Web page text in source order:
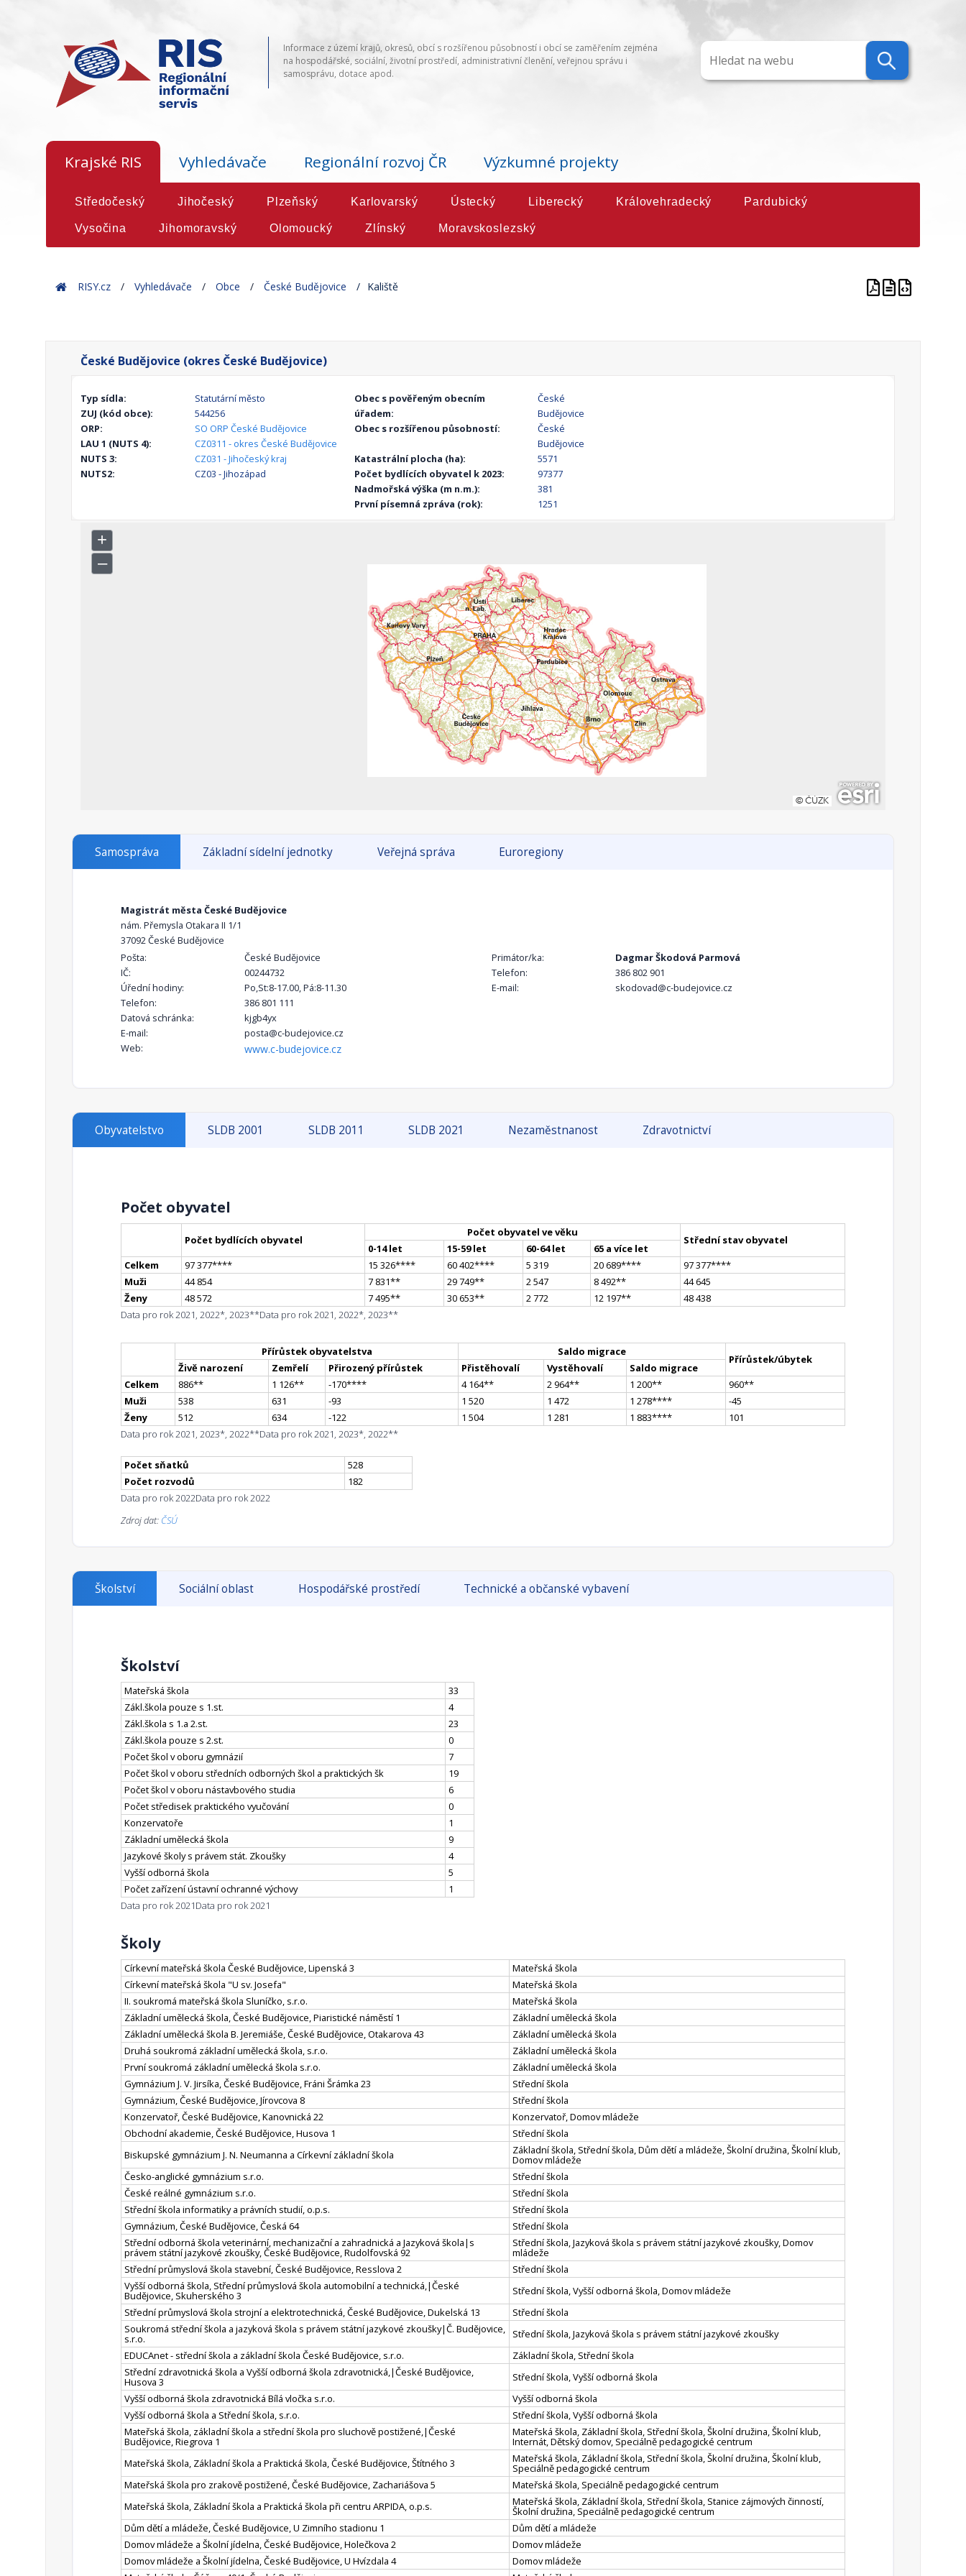
Informace z území krajů, okresů, obcí s rozšířenou působností i obcí se zaměřením zejména
na hospodářské, sociální, životní prostředí, administrativní členění, veřejnou správu i
samosprávu, dotace apod.
Krajské RIS Vyhledávače Regionální rozvoj ČR Výzkumné projekty
Středočeský Jihočeský Plzeňský Karlovarský Ústecký Liberecký Královehradecký Pardubický
Vysočina Jihomoravský Olomoucký Zlínský Moravskoslezský
HomeRISY.cz Vyhledávače Obce České Budějovice Kaliště
České Budějovice (okres České Budějovice)
Typ sídla:
Statutární město
ZUJ (kód obce):
544256
ORP:
SO ORP České Budějovice
LAU 1 (NUTS 4):
CZ0311 - okres České Budějovice
NUTS 3:
CZ031 - Jihočeský kraj
NUTS2:
CZ03 - Jihozápad
Obec s pověřeným obecním
úřadem:
České
Budějovice
Obec s rozšířenou působností:
České
Budějovice
Katastrální plocha (ha):
5571
Počet bydlících obyvatel k 2023:
97377
Nadmořská výška (m n.m.):
381
První písemná zpráva (rok):
1251
Samospráva Základní sídelní jednotky Veřejná správa Euroregiony
Magistrát města České Budějovice
nám. Přemysla Otakara II 1/1
37092 České Budějovice
Pošta:
České Budějovice
IČ:
00244732
Úřední hodiny:
Po,St:8-17.00, Pá:8-11.30
Telefon:
386 801 111
Datová schránka:
kjgb4yx
E-mail:
posta@c-budejovice.cz
Web:
www.c-budejovice.cz
Primátor/ka:
Dagmar Škodová Parmová
Telefon:
386 802 901
E-mail:
skodovad@c-budejovice.cz
Obyvatelstvo SLDB 2001 SLDB 2011 SLDB 2021 Nezaměstnanost Zdravotnictví
Počet obyvatel
Počet bydlících obyvatel
Počet obyvatel ve věku
Střední stav obyvatel
0-14 let 15-59 let 60-64 let
65 a více let
Celkem
97 377**** 15 326**** 60 402**** 5 319 20 689**** 97 377****
Muži
44 854 7 831** 29 749** 2 547 8 492**
44 645
Ženy
48 572 7 495** 30 653** 2 772 12 197**
48 438
Data pro rok 2021, 2022*, 2023**Data pro rok 2021, 2022*, 2023**
Přírůstek obyvatelstva Saldo migrace
Přírůstek/úbytek
Živě narození Zemřelí Přirozený přírůstek Přistěhovalí Vystěhovalí
Saldo migrace
Celkem
886** 1 126** -170**** 4 164** 2 964** 1 200** 960**
Muži
538 631 -93 1 520 1 472 1 278****
-45
Ženy
512 634 -122 1 504 1 281 1 883****
101
Data pro rok 2021, 2023*, 2022**Data pro rok 2021, 2023*, 2022**
Počet sňatků
528
Počet rozvodů
182
Data pro rok 2022Data pro rok 2022
Zdroj dat: ČSÚ
Školství Sociální oblast Hospodářské prostředí Technické a občanské vybavení
Školství
Mateřská škola
33
Zákl.škola pouze s 1.st.
4
Zákl.škola s 1.a 2.st.
23
Zákl.škola pouze s 2.st.
0
Počet škol v oboru gymnázií
7
Počet škol v oboru středních odborných škol a praktických šk
19
Počet škol v oboru nástavbového studia
6
Počet středisek praktického vyučování
0
Konzervatoře
1
Základní umělecká škola
9
Jazykové školy s právem stát. Zkoušky
4
Vyšší odborná škola
5
Počet zařízení ústavní ochranné výchovy
1
Data pro rok 2021Data pro rok 2021
Školy
Církevní mateřská škola České Budějovice, Lipenská 3
Mateřská škola
Církevní mateřská škola "U sv. Josefa"
Mateřská škola
II. soukromá mateřská škola Sluníčko, s.r.o.
Mateřská škola
Základní umělecká škola, České Budějovice, Piaristické náměstí 1
Základní umělecká škola
Základní umělecká škola B. Jeremiáše, České Budějovice, Otakarova 43
Základní umělecká škola
Druhá soukromá základní umělecká škola, s.r.o.
Základní umělecká škola
První soukromá základní umělecká škola s.r.o.
Základní umělecká škola
Gymnázium J. V. Jirsíka, České Budějovice, Fráni Šrámka 23
Střední škola
Gymnázium, České Budějovice, Jírovcova 8
Střední škola
Konzervatoř, České Budějovice, Kanovnická 22
Konzervatoř, Domov mládeže
Obchodní akademie, České Budějovice, Husova 1
Střední škola
Biskupské gymnázium J. N. Neumanna a Církevní základní škola
Základní škola, Střední škola, Dům dětí a mládeže, Školní družina, Školní klub,
Domov mládeže
Česko-anglické gymnázium s.r.o.
Střední škola
České reálné gymnázium s.r.o.
Střední škola
Střední škola informatiky a právních studií, o.p.s.
Střední škola
Gymnázium, České Budějovice, Česká 64
Střední škola
Střední odborná škola veterinární, mechanizační a zahradnická a Jazyková škola|s
právem státní jazykové zkoušky, České Budějovice, Rudolfovská 92
Střední škola, Jazyková škola s právem státní jazykové zkoušky, Domov
mládeže
Střední průmyslová škola stavební, České Budějovice, Resslova 2
Střední škola
Vyšší odborná škola, Střední průmyslová škola automobilní a technická,|České
Budějovice, Skuherského 3
Střední škola, Vyšší odborná škola, Domov mládeže
Střední průmyslová škola strojní a elektrotechnická, České Budějovice, Dukelská 13
Střední škola
Soukromá střední škola a jazyková škola s právem státní jazykové zkoušky|Č. Budějovice,
s.r.o.
Střední škola, Jazyková škola s právem státní jazykové zkoušky
EDUCAnet - střední škola a základní škola České Budějovice, s.r.o.
Základní škola, Střední škola
Střední zdravotnická škola a Vyšší odborná škola zdravotnická,|České Budějovice,
Husova 3
Střední škola, Vyšší odborná škola
Vyšší odborná škola zdravotnická Bílá vločka s.r.o.
Vyšší odborná škola
Vyšší odborná škola a Střední škola, s.r.o.
Střední škola, Vyšší odborná škola
Mateřská škola, základní škola a střední škola pro sluchově postižené,|České
Budějovice, Riegrova 1
Mateřská škola, Základní škola, Střední škola, Školní družina, Školní klub,
Internát, Dětský domov, Speciálně pedagogické centrum
Mateřská škola, Základní škola a Praktická škola, České Budějovice, Štítného 3
Mateřská škola, Základní škola, Střední škola, Školní družina, Školní klub,
Speciálně pedagogické centrum
Mateřská škola pro zrakově postižené, České Budějovice, Zachariášova 5
Mateřská škola, Speciálně pedagogické centrum
Mateřská škola, Základní škola a Praktická škola při centru ARPIDA, o.p.s.
Mateřská škola, Základní škola, Střední škola, Stanice zájmových činností,
Školní družina, Speciálně pedagogické centrum
Dům dětí a mládeže, České Budějovice, U Zimního stadionu 1
Dům dětí a mládeže
Domov mládeže a Školní jídelna, České Budějovice, Holečkova 2
Domov mládeže
Domov mládeže a Školní jídelna, České Budějovice, U Hvízdala 4
Domov mládeže